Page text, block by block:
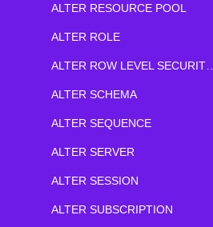
ALTER RESOURCE POOL
ALTER ROLE
ALTER ROW LEVEL SECURITY POLICY
ALTER SCHEMA
ALTER SEQUENCE
ALTER SERVER
ALTER SESSION
ALTER SUBSCRIPTION